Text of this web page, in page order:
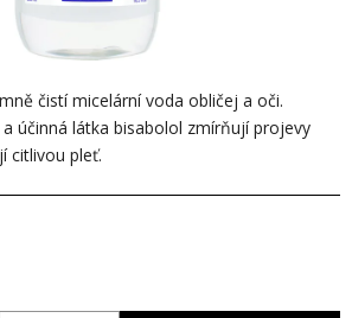
čistí micelární voda obličej a oči.
účinná látka bisabolol zmírňují projevy
citlivou pleť.